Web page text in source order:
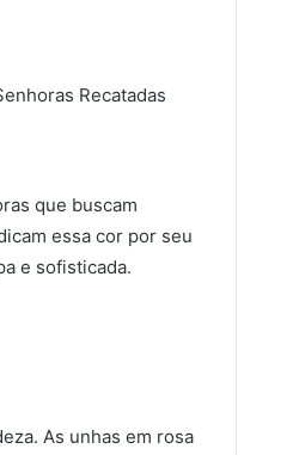
que buscam
essa cor por seu
e sofisticada.
As unhas em rosa